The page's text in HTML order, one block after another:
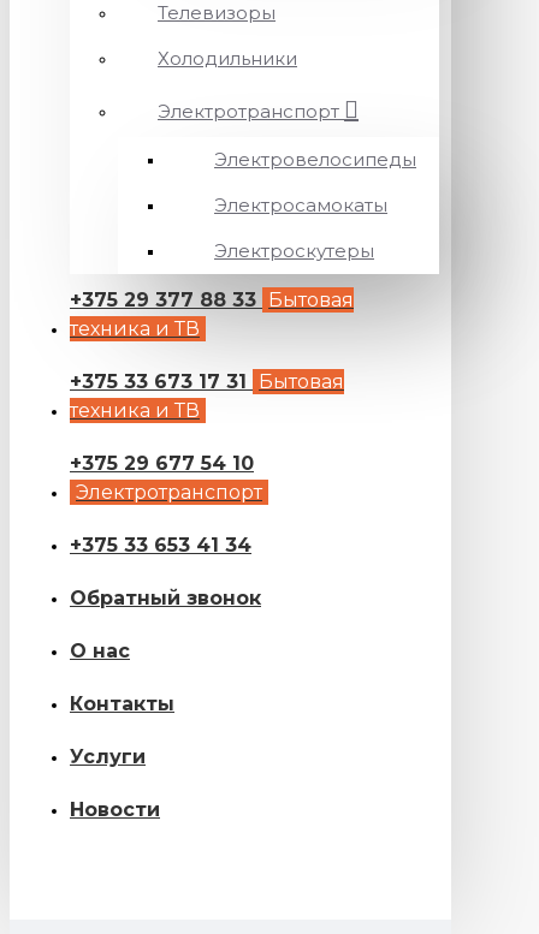
Телевизоры
Холодильники
Электротранспорт
Электровелосипеды
Электросамокаты
Электроскутеры
+375 29 377 88 33 Бытовая
техника и ТВ
+375 33 673 17 31
Бытовая
техника и ТВ
+375 29 677 54 10
Электротранспорт
+375 33 653 41 34
Обратный звонок
О нас
Контакты
Услуги
Новости